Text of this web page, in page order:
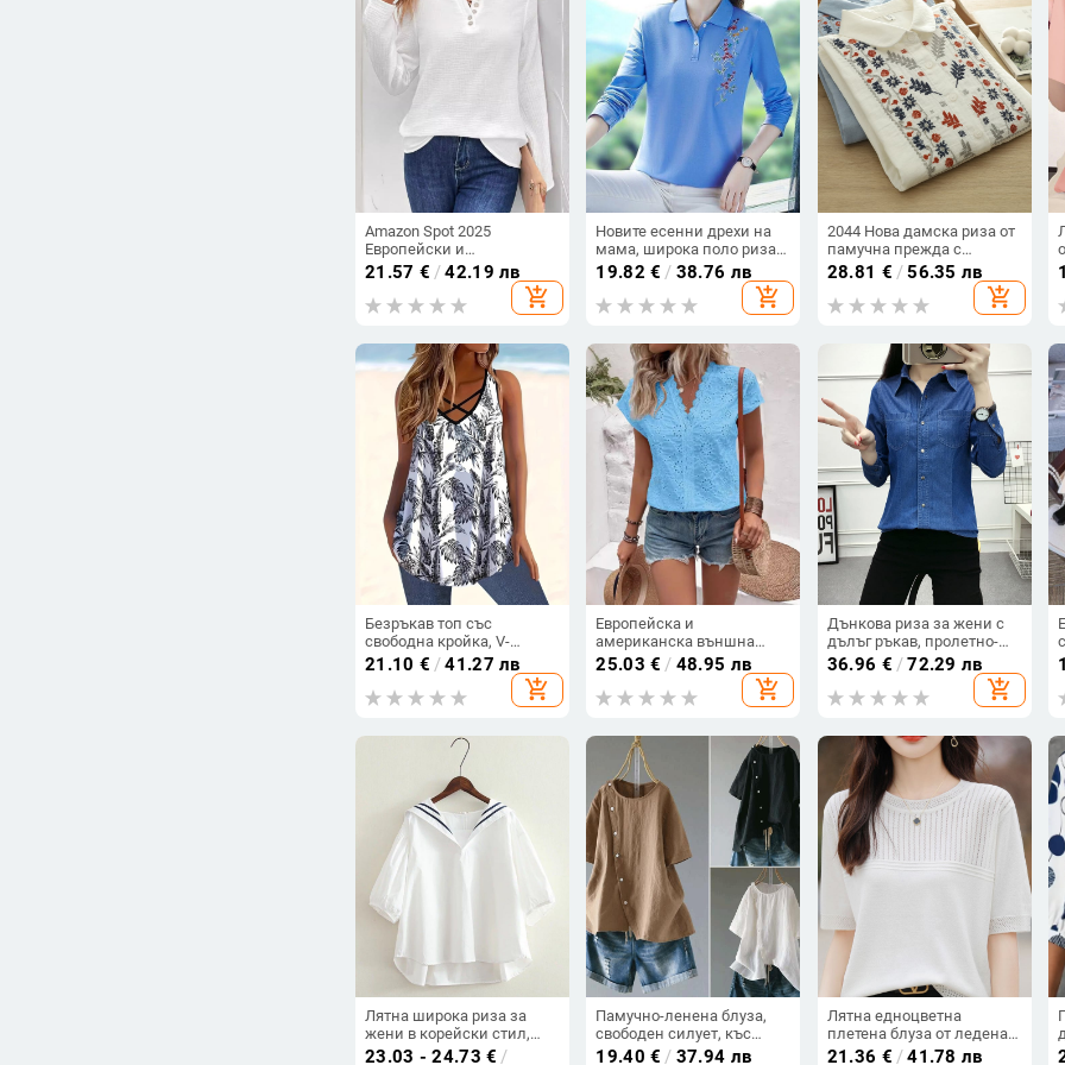
Amazon Spot 2025
Европейски и
американски
трансграничен износ
Дамско облекло Пролет и
лято Нов чист цветен
копчета за жени
21.57 € /42.19 лв
add_shopping_cart
Новите есенни дрехи на
мама, широка поло риза с
дълъг ръкав, дамска
19.82 € / 38.76 лв
add_shopping_cart
2044 Нова дамска риза от
памучна прежда с
бродирана яка в китайски
стил, национален стил,
ново пристигане,
бродирана риза за всички
28.81 € /56.35 лв
add_shopping_cart
Безръкав топ със
свободна кройка, V-
образно деколте,
флорален принт,
полиестер-спандекс
смес, дигитален печат
21.10 € /41.27 лв
add_shopping_cart
Европейска и
американска външна
търговия на склад
Дамска дантелена
декоративна куха
дантелена риза Дамски
25.03 € / 48.95 лв
add_shopping_cart
Дънкова риза за жени с
дълъг ръкав, пролетно-
есенно ново тънко яке в
корейски стил,
универсална дънкова
36.96 € /72.29 лв
add_shopping_cart
Лятна широка риза за
жени в корейски стил,
свеж стил в колежански
23.03 - 24.73 € /
Памучно-ленена блуза,
свободен силует, къс
ръкав, кръгла яка,
19.40 € / 37.94 лв
Лятна едноцветна
плетена блуза от ледена
коприна с къс ръкав 2024,
21.36 € /41.78 лв